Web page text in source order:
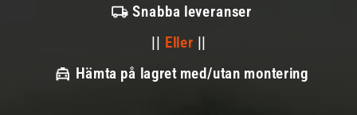
Snabba leveranser
|| Eller ||
Hämta på lagret med/utan montering